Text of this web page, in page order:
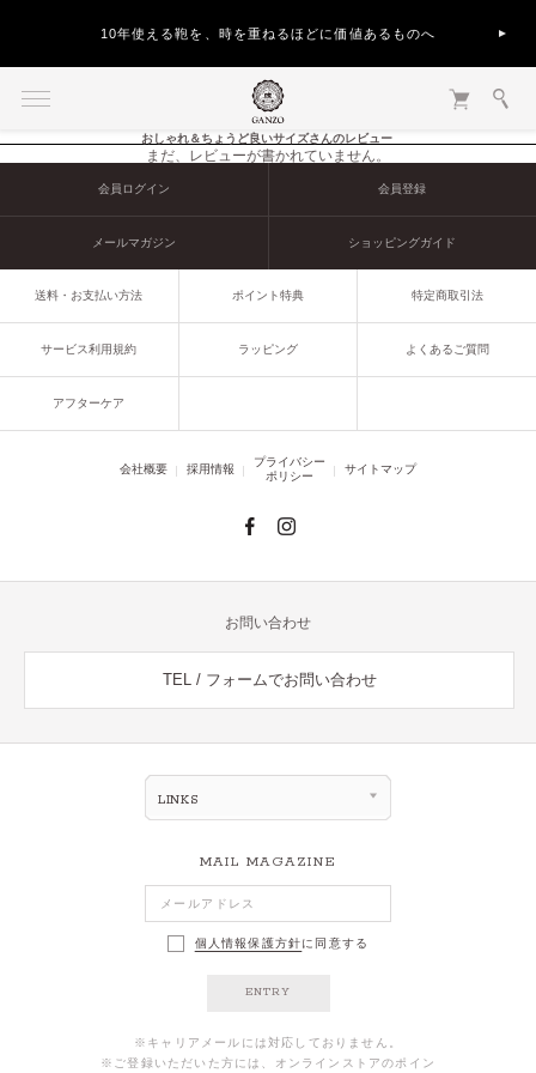
10年使える鞄を、時を重ねるほどに価値あるものへ
おしゃれ＆ちょうど良いサイズさんのレビュー
まだ、レビューが書かれていません。
会員ログイン 会員登録
メールマガジン ショッピングガイド
送料・お支払い方法 ポイント特典 特定商取引法
サービス利用規約 ラッピング よくあるご質問
アフターケア
会社概要 採用情報
プライバシー
ポリシー
サイトマップ
お問い合わせ
TEL / フォームでお問い合わせ
LINKS
MAIL MAGAZINE
個人情報保護方針に同意する
ENTRY
※キャリアメールには対応しておりません。
※ご登録いただいた方には、オンラインストアのポイン